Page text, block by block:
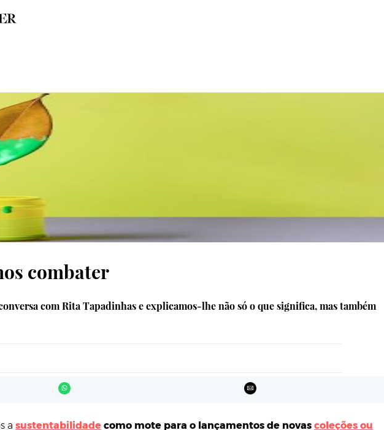
combater
com Rita Tapadinhas e explicamos-lhe não só o que significa, mas também
a sustentabilidade como mote para o lançamentos de novas coleções ou